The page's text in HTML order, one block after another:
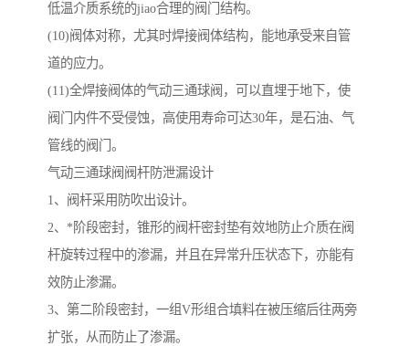
低温介质系统的jiao合理的阀门结构。
(10)阀体对称，尤其时焊接阀体结构，能地承受来自管
道的应力。
(11)全焊接阀体的气动三通球阀，可以直埋于地下，使
阀门内件不受侵蚀，高使用寿命可达30年，是石油、气
管线的阀门。
气动三通球阀阀杆防泄漏设计
1、阀杆采用防吹出设计。
2、*阶段密封，锥形的阀杆密封垫有效地防止介质在阀
杆旋转过程中的渗漏，并且在异常升压状态下，亦能有
效防止渗漏。
3、第二阶段密封，一组V形组合填料在被压缩后往两旁
扩张，从而防止了渗漏。